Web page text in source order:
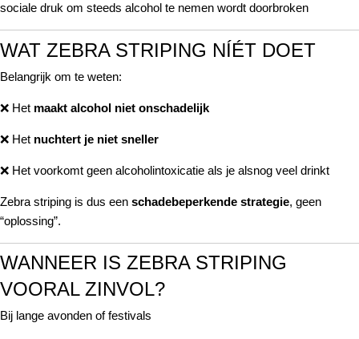
sociale druk om steeds alcohol te nemen wordt doorbroken
WAT ZEBRA STRIPING NÍÉT DOET
Belangrijk om te weten:
❌ Het maakt alcohol niet onschadelijk
❌ Het nuchtert je niet sneller
❌ Het voorkomt geen alcoholintoxicatie als je alsnog veel drinkt
Zebra striping is dus een schadebeperkende strategie, geen
“oplossing”.
WANNEER IS ZEBRA STRIPING
VOORAL ZINVOL?
Bij lange avonden of festivals